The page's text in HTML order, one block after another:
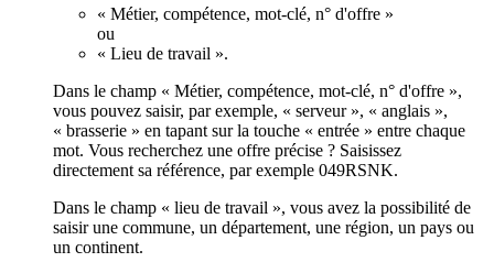
« Métier, compétence, mot-clé, n° d'offre »
ou
« Lieu de travail ».
Dans le champ « Métier, compétence, mot-clé, n° d'offre »,
vous pouvez saisir, par exemple, « serveur », « anglais »,
« brasserie » en tapant sur la touche « entrée » entre chaque
mot. Vous recherchez une offre précise ? Saisissez
directement sa référence, par exemple 049RSNK.
Dans le champ « lieu de travail », vous avez la possibilité de
saisir une commune, un département, une région, un pays ou
un continent.